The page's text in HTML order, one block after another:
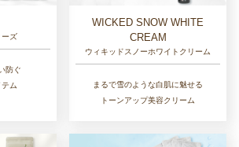
ーズ
防ぐ
ム
WICKED SNOW WHITE
CREAM
ウィキッドスノーホワイトクリーム
まるで雪のような白肌に魅せる
トーンアップ美容クリーム